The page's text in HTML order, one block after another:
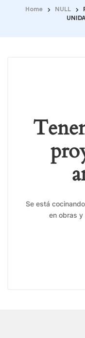
Home NULL
Se está
en obras